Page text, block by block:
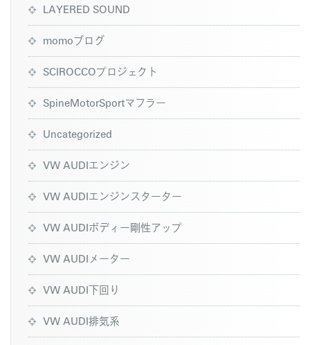
LAYERED SOUND
momoブログ
SCIROCCOプロジェクト
SpineMotorSportマフラー
Uncategorized
VW AUDIエンジン
VW AUDIエンジンスターター
VW AUDIボディー剛性アップ
VW AUDIメーター
VW AUDI下回り
VW AUDI排気系